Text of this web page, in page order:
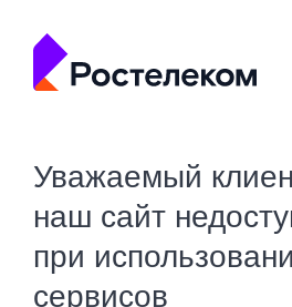
Уважаемый
наш сайт
при
сервисов